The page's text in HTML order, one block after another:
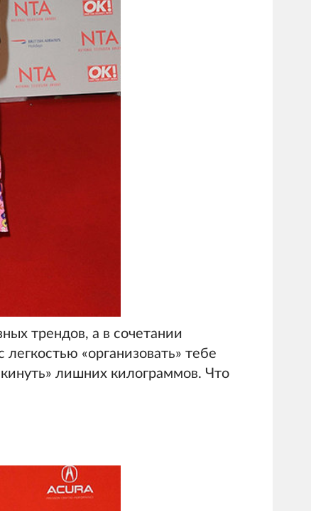
трендов, а в сочетании
«организовать» тебе
лишних килограммов. Что